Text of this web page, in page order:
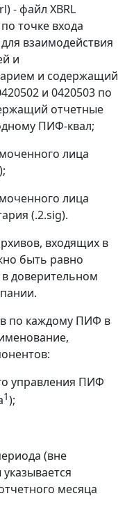
- файл XBRL
точке входа
взаимодействия
и
и содержащий
и 0420503 по
отчетные
ПИФ-квал;
лица
лица
(.2.sig).
входящих в
быть равно
доверительном
по каждому ПИФ в
управления ПИФ
1);
(вне
месяца